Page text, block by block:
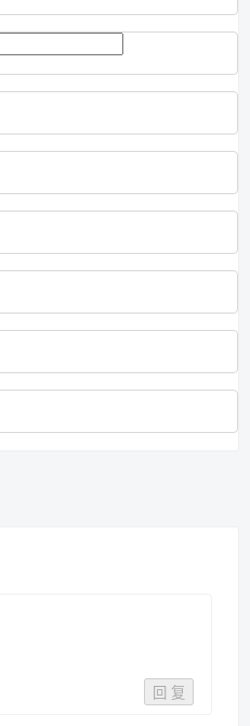
回 复